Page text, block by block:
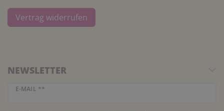
Vertrag widerrufen
NEWSLETTER
E-MAIL **
Newsletter Honig